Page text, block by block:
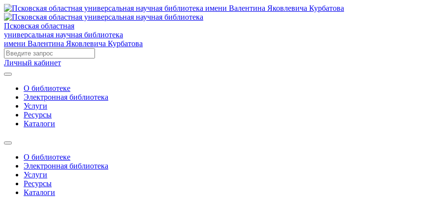
Псковская областная
универсальная научная библиотека
имени Валентина Яковлевича Курбатова
Личный кабинет
О библиотеке
Электронная библиотека
Услуги
Ресурсы
Каталоги
О библиотеке
Электронная библиотека
Услуги
Ресурсы
Каталоги